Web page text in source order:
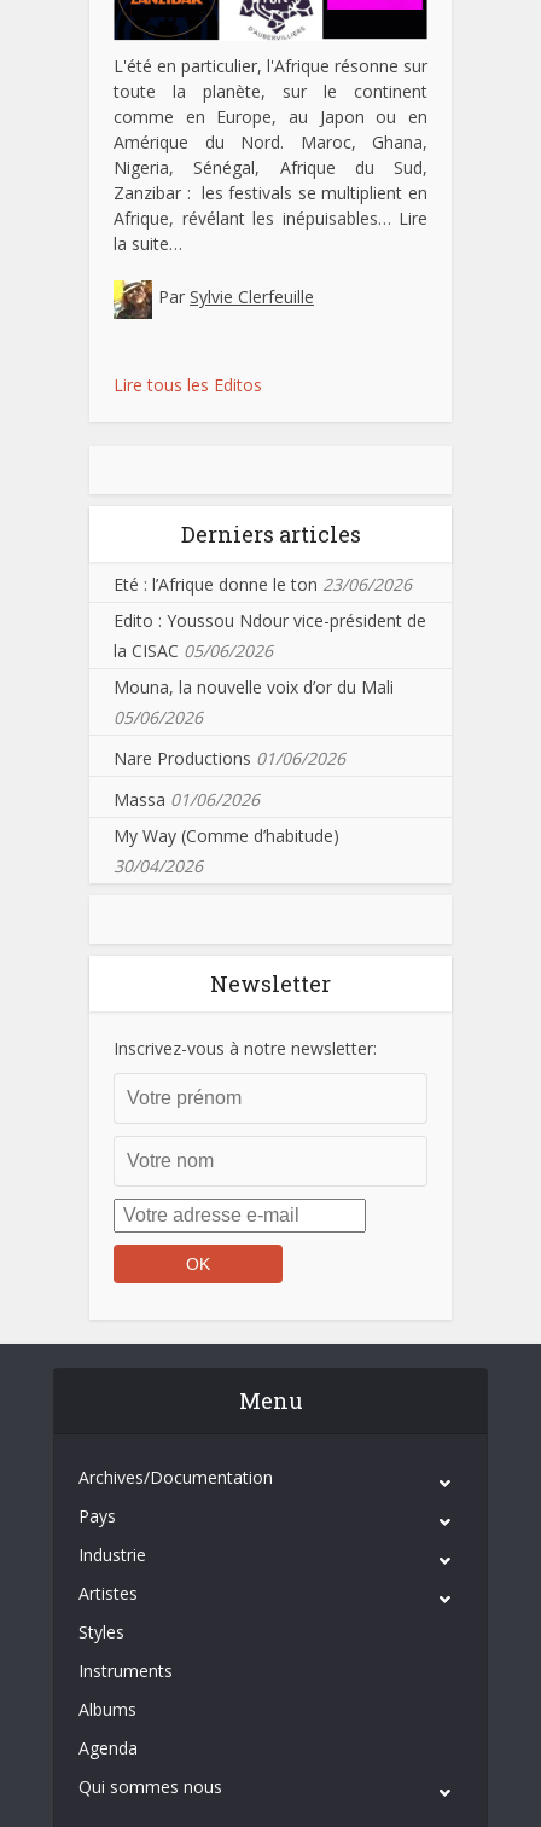
L'été en particulier, l'Afrique résonne sur
toute la planète, sur le continent
comme en Europe, au Japon ou en
Amérique du Nord. Maroc, Ghana,
Nigeria, Sénégal, Afrique du Sud,
Zanzibar : les festivals se multiplient en
Afrique, révélant les inépuisables… Lire
la suite…
Par Sylvie Clerfeuille
Lire tous les Editos
Derniers articles
Eté : l’Afrique donne le ton 23/06/2026
Edito : Youssou Ndour vice-président de
la CISAC 05/06/2026
Mouna, la nouvelle voix d’or du Mali
05/06/2026
Nare Productions 01/06/2026
Massa 01/06/2026
My Way (Comme d’habitude)
30/04/2026
Newsletter
Inscrivez-vous à notre newsletter:
Menu
Archives/Documentation
Pays
Industrie
Artistes
Styles
Instruments
Albums
Agenda
Qui sommes nous